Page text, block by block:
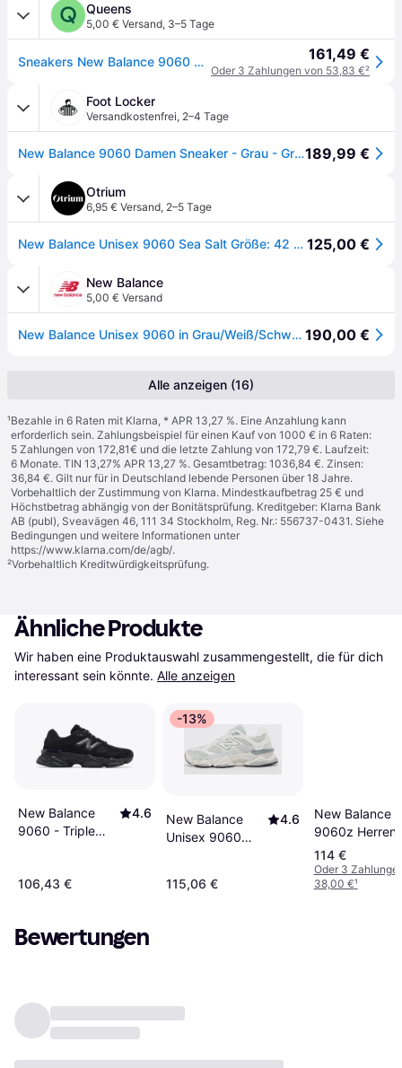
Queens
5,00 € Versand, 3–5 Tage
Sneakers New Balance 9060 Beige/ Sea Salt EUR 42 161,49 €
Oder 3 Zahlungen von 53,83 €²
Foot Locker
Versandkostenfrei, 2–4 Tage
New Balance 9060 Damen Sneaker - Grau - Größe 43 - Netz/Synthetik189,99 €
Otrium
6,95 € Versand, 2–5 Tage
New Balance Unisex 9060 Sea Salt Größe: 42 | Trainers Outlet | Unisex | Weiß 125,00 €
New Balance
5,00 € Versand
New Balance Unisex 9060 in Grau/Weiß/Schwarz/Beige, Wildleder/Mesh, Größe 43 190,00 €
Alle anzeigen (16)
¹Bezahle in 6 Raten mit Klarna, * APR 13,27 %. Eine Anzahlung kann
erforderlich sein. Zahlungsbeispiel für einen Kauf von 1000 € in 6 Raten:
5 Zahlungen von 172,81€ und die letzte Zahlung von 172,79 €. Laufzeit:
6 Monate. TIN 13,27% APR 13,27 %. Gesamtbetrag: 1036,84 €. Zinsen:
36,84 €. Gilt nur für in Deutschland lebende Personen über 18 Jahre.
Vorbehaltlich der Zustimmung von Klarna. Mindestkaufbetrag 25 € und
Höchstbetrag abhängig von der Bonitätsprüfung. Kreditgeber: Klarna Bank
AB (publ), Sveavägen 46, 111 34 Stockholm, Reg. Nr.: 556737-0431. Siehe
Bedingungen und weitere Informationen unter
https://www.klarna.com/de/agb/.
²Vorbehaltlich Kreditwürdigkeitsprüfung.
Ähnliche Produkte
Wir haben eine Produktauswahl zusammengestellt, die für dich
interessant sein könnte. Alle anzeigen
New Balance
9060 - Triple
4.6
106,43 €
-13%
New Balance
Unisex 9060
4.6
115,06 €
New Balance
9060z Herren
Sneaker -
Black/Faded
114 €
Oder 3
38,00 €¹
Bewertungen